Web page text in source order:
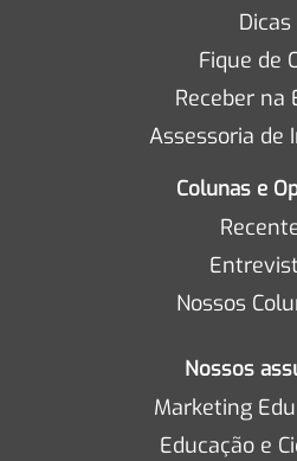
Dicas
Fique de
Receber na
Assessoria de
Colunas e
Nossos
Nossos
Marketing
Educação e